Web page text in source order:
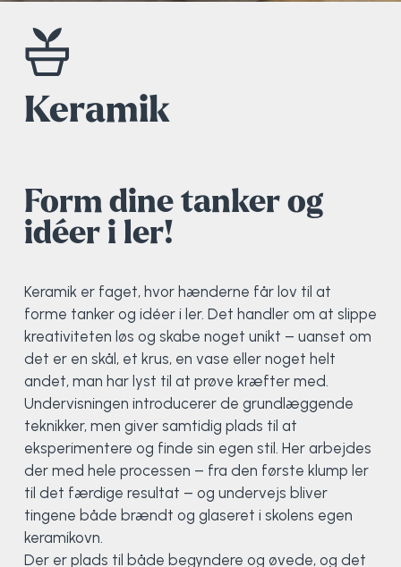
Keramik
Form dine tanker og
idéer i ler!
Keramik er faget, hvor hænderne får lov til at
forme tanker og idéer i ler. Det handler om at slippe
kreativiteten løs og skabe noget unikt – uanset om
det er en skål, et krus, en vase eller noget helt
andet, man har lyst til at prøve kræfter med.
Undervisningen introducerer de grundlæggende
teknikker, men giver samtidig plads til at
eksperimentere og finde sin egen stil. Her arbejdes
der med hele processen – fra den første klump ler
til det færdige resultat – og undervejs bliver
tingene både brændt og glaseret i skolens egen
keramikovn.
Der er plads til både begyndere og øvede, og det
Elevportræt
Fitness
Golf
HYROX
Kajak
Klatring
Løb
Padel
Organisk værksted
Ølbrygning
Køn, krop og seksualitet
Træner- og lederakademi
Projektleder
OCR i Spanien
Mille Sigsgaard Christensen
Troels Rasmussen
Viborg Elitehold